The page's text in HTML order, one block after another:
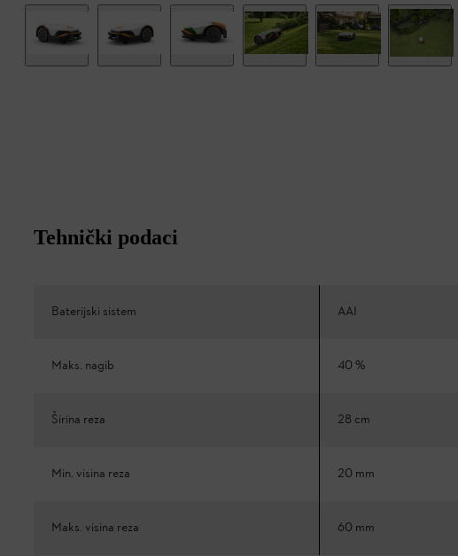
Tehnički podaci
Baterijski sistem AAI
Maks. nagib 40 %
Širina reza 28 cm
Min. visina reza 20 mm
Maks. visina reza 60 mm